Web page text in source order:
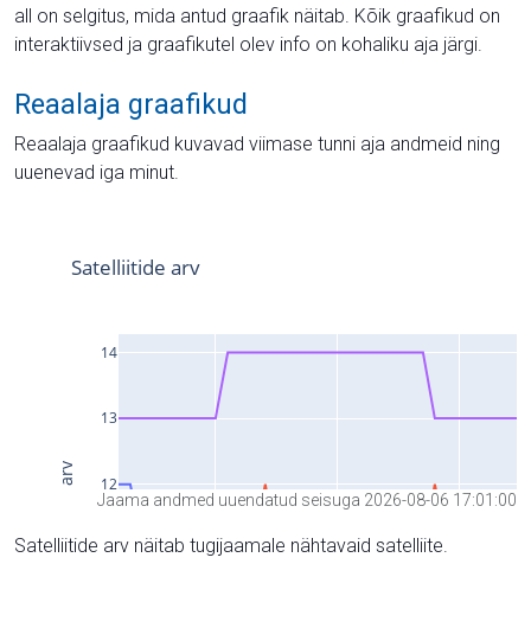
all on selgitus, mida antud graafik näitab. Kõik graafikud on
interaktiivsed ja graafikutel olev info on kohaliku aja järgi.
Reaalaja graafikud
Reaalaja graafikud kuvavad viimase tunni aja andmeid ning
uuenevad iga minut.
Jaama andmed uuendatud seisuga 2026-08-06 17:01:00
Satelliitide arv näitab tugijaamale nähtavaid satelliite.